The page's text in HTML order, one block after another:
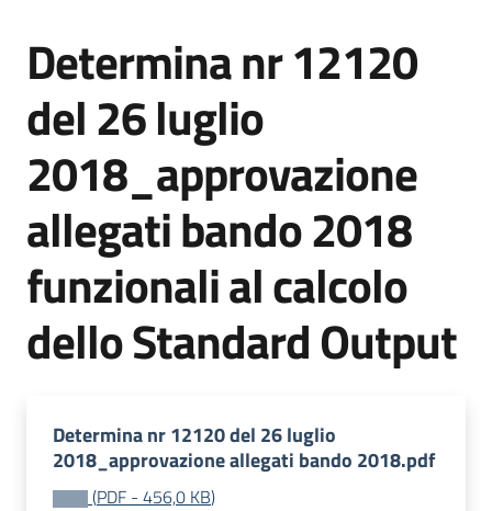
atti
bandi
programmi
progetti
cifre
Determina nr 12120
del 26 luglio
2018_approvazione
allegati bando 2018
funzionali al calcolo
dello Standard Output
Determina nr 12120 del 26 luglio
2018_approvazione allegati bando 2018.pdf
(PDF - 456,0 KB)